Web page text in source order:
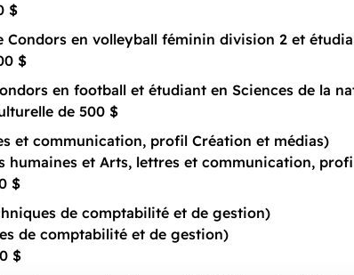
$
Condors en volleyball féminin division 2 et
$
en football et étudiant en Sciences de la
de 500 $
et communication, profil Création et médias)
humaines et Arts, lettres et communication,
$
de comptabilité et de gestion)
de comptabilité et de gestion)
$